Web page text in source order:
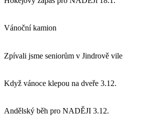
Vánoční kamion
Zpívali jsme seniorům v Jindrově vile
Když vánoce klepou na dveře 3.12.
Andělský běh pro NADĚJI 3.12.